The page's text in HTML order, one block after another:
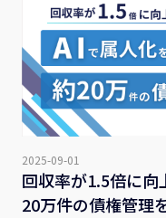
2025-09-01
回収率が1.5倍に
20万件の債権管理